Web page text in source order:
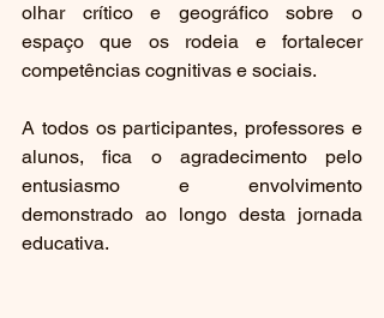
olhar crítico e geográfico sobre o
espaço que os rodeia e fortalecer
competências cognitivas e sociais.
A todos os participantes, professores e
alunos, fica o agradecimento pelo
entusiasmo e envolvimento
demonstrado ao longo desta jornada
educativa.